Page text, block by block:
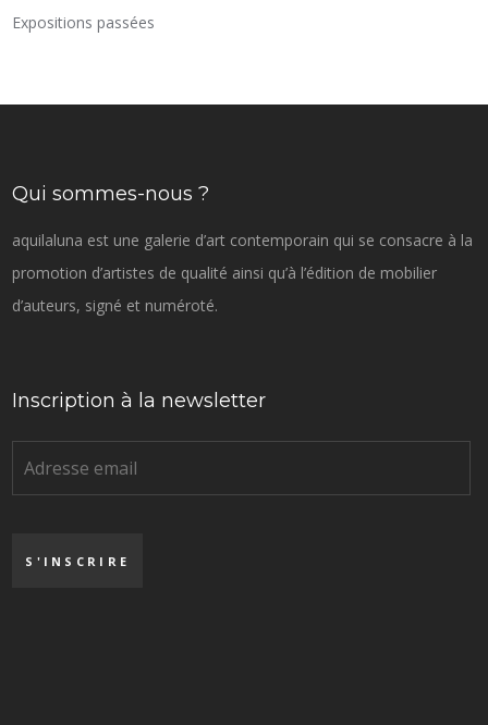
Expositions passées
Qui sommes-nous ?
aquilaluna est une galerie d’art contemporain qui se consacre à la
promotion d’artistes de qualité ainsi qu’à l’édition de mobilier
d’auteurs, signé et numéroté.
Inscription à la newsletter